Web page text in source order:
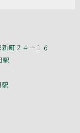
町２４－１６
駅
駅